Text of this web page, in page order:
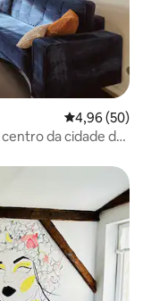
4,96 de uma
4,96 (50)
da cidade de